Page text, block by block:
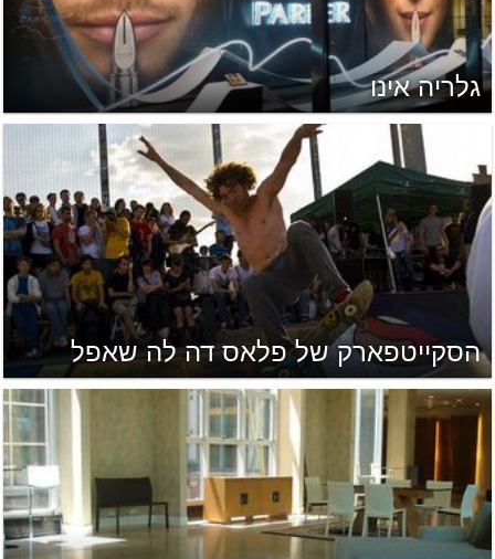
גלריה אינו
הסקייטפארק של פלאס דה לה שאפל